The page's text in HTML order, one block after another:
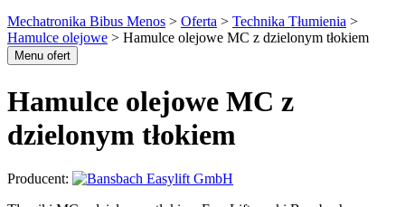
Mechatronika Bibus Menos > Oferta > Technika Tłumienia >
Hamulce olejowe > Hamulce olejowe MC z dzielonym tłokiem
Menu ofert
Hamulce olejowe MC z
dzielonym tłokiem
Producent: